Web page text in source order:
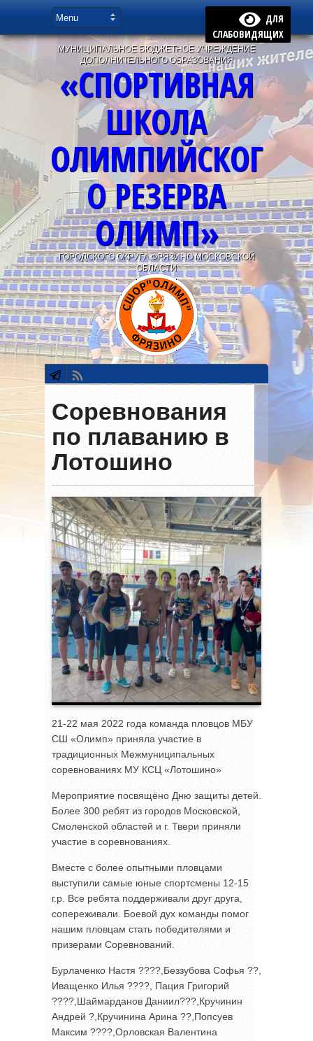
ДЛЯ
СЛАБОВИДЯЩИХ
МУНИЦИПАЛЬНОЕ БЮДЖЕТНОЕ УЧРЕЖДЕНИЕ
ДОПОЛНИТЕЛЬНОГО ОБРАЗОВАНИЯ
«СПОРТИВНАЯ
ШКОЛА
ОЛИМПИЙСКОГ
О РЕЗЕРВА
ОЛИМП»
ГОРОДСКОГО ОКРУГА ФРЯЗИНО МОСКОВСКОЙ
ОБЛАСТИ
Соревнования
по плаванию в
Лотошино
21-22 мая 2022 года команда пловцов МБУ
СШ «Олимп» приняла участие в
традиционных Межмуниципальных
соревнованиях МУ КСЦ «Лотошино»
Мероприятие посвящёно Дню защиты детей.
Более 300 ребят из городов Московской,
Смоленской областей и г. Твери приняли
участие в соревнованиях.
Вместе с более опытными пловцами
выступили самые юные спортсмены 12-15
г.р. Все ребята поддерживали друг друга,
сопереживали. Боевой дух команды помог
нашим пловцам стать победителями и
призерами Соревнований.
Бурлаченко Настя ????,Беззубова Софья ??,
Иващенко Илья ????, Пация Григорий
????,Шаймарданов Даниил???,Кручинин
Андрей ?,Кручинина Арина ??,Попсуев
Максим ????,Орловская Валентина